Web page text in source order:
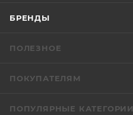
БРЕНДЫ
ПОЛЕЗНОЕ
ПОКУПАТЕЛЯМ
ПОПУЛЯРНЫЕ КАТЕГОРИИ